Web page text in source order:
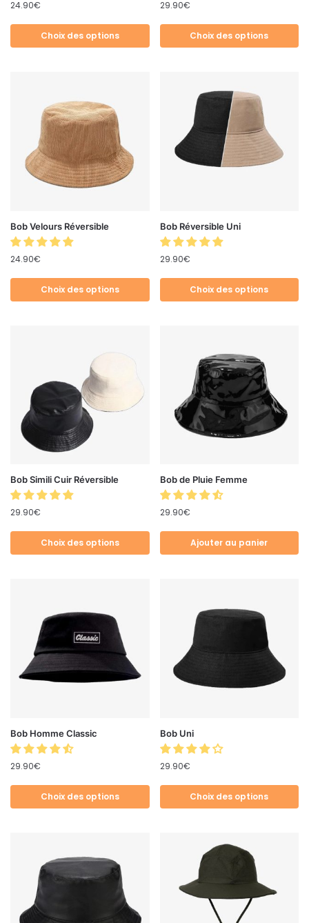
24.90€
Choix des options
29.90€
Choix des options
Bob Velours Réversible
24.90€
Choix des options
Bob Réversible Uni
29.90€
Choix des options
Bob Simili Cuir Réversible
29.90€
Choix des options
Bob de Pluie Femme
29.90€
Ajouter au panier
Bob Homme Classic
29.90€
Choix des options
Bob Uni
29.90€
Choix des options